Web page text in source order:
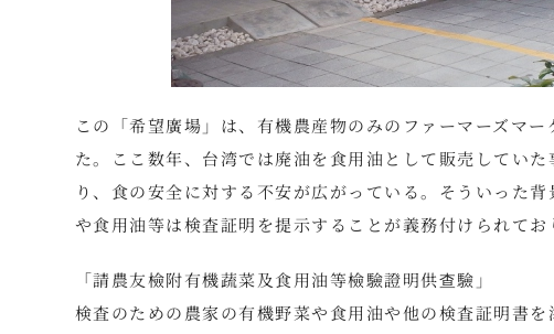
この「希望廣場」は、有機農産物のみのファーマーズマ
た。ここ数年、台湾では廃油を食用油として販売してい
り、食の安全に対する不安が広がっている。そういった
や食用油等は検査証明を提示することが義務付けられてお
「請農友檢附有機蔬菜及食用油等檢驗證明供查驗」
検査のための農家の有機野菜や食用油や他の検査証明書を